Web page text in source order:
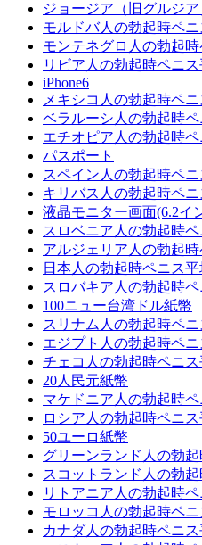
ジョージア（旧グルジ
モルドバ人の勃起時ペ
モンテネグロ人の勃起
リビア人の勃起時ペニス
iPhone6
メキシコ人の勃起時ペ
ベラルーシ人の勃起時
エチオピア人の勃起時
パスポート
スペイン人の勃起時ペ
キリバス人の勃起時ペ
液晶モニター画面(6.2イ
スロベニア人の勃起時
アルジェリア人の勃起
日本人の勃起時ペニス
スロバキア人の勃起時
100ニュー台湾ドル紙幣
スリナム人の勃起時ペ
エジプト人の勃起時ペ
チェコ人の勃起時ペニス
20人民元紙幣
マケドニア人の勃起時
ロシア人の勃起時ペニス
50ユーロ紙幣
グリーンランド人の勃
スコットランド人の勃
リトアニア人の勃起時
モロッコ人の勃起時ペ
カナダ人の勃起時ペニス